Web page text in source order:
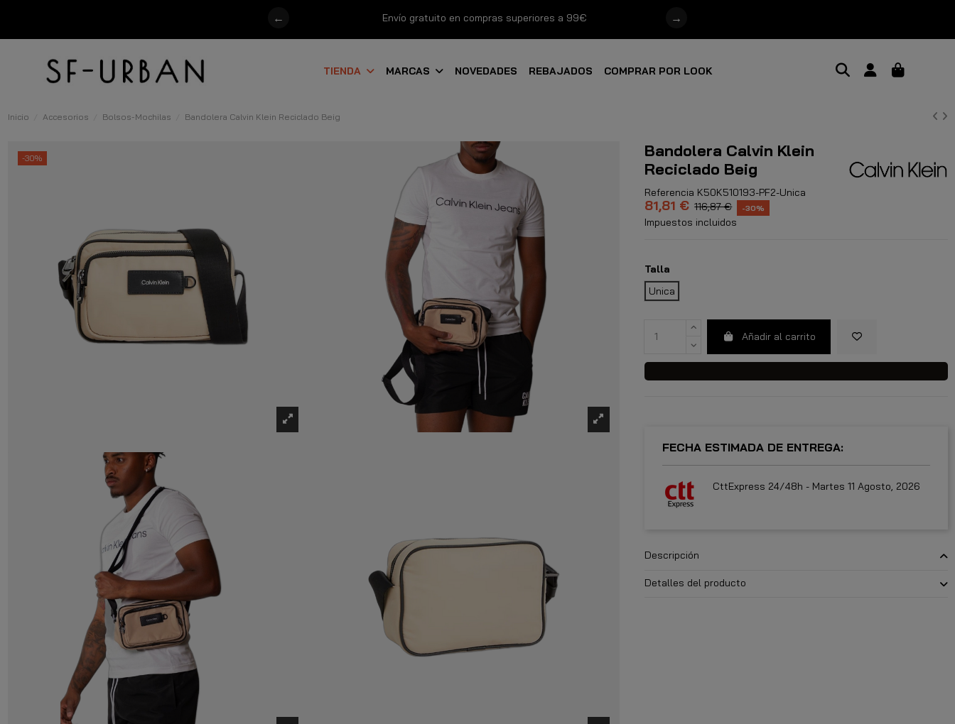
Envío gratuito en compras superiores a 99€
← →
TIENDA MARCAS NOVEDADES REBAJADOS COMPRAR POR LOOK
Inicio Accesorios Bolsos-Mochilas Bandolera Calvin Klein Reciclado Beig
-30%
Bandolera Calvin Klein
Reciclado Beig
Referencia K50K510193-PF2-Unica
81,81 € 116,87 € -30%
Impuestos incluidos
Talla
Unica
Añadir al carrito
FECHA ESTIMADA DE ENTREGA:
CttExpress 24/48h - Martes 11 Agosto, 2026
Descripción
Detalles del producto